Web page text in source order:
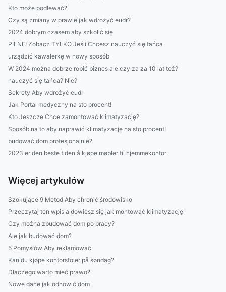
Kto może podlewać?
Czy są zmiany w prawie jak wdrożyć eudr?
2024 dobrym czasem aby szkolić się
PILNE! Zobacz TYLKO Jeśli Chcesz nauczyć się tańca
urządzić kawalerkę w nowy sposób
W 2024 można dobrze robić biznes ale czy za za 10 lat też?
nauczyć się tańca? Nie?
Sekrety Aby wdrożyć eudr
Jak Portal medyczny na sto procent!
Kto Jeszcze Chce zamontować klimatyzację?
Sposób na to aby naprawić klimatyzację na sto procent!
budować dom profesjonalnie?
2023 er den beste tiden å kjøpe møbler til hjemmekontor
Więcej artykułów
Szokujące 9 Metod Aby chronić środowisko
Przeczytaj ten wpis a dowiesz się jak montować klimatyzację
Czy można zbudować dom po pracy?
Ale jak budować dom?
5 Pomysłów Aby reklamować
Kan du kjøpe kontorstoler på søndag?
Dlaczego warto mieć prawo?
Nowe dane jak odnowić dom